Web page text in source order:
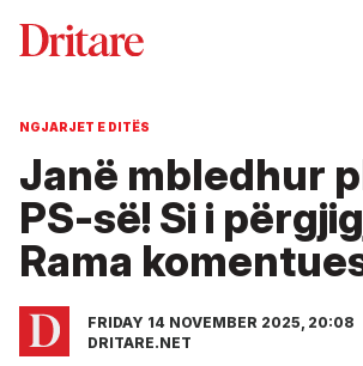
NGJARJET E DITËS
Janë mbledhur
PS-së! Si i
Rama
FRIDAY 14 NOVEMBER 2025, 20:08
DRITARE.NET